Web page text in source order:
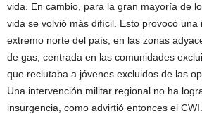
vida. En cambio, para la gran mayoría de
vida se volvió más difícil. Esto provocó una
extremo norte del país, en las zonas
de gas, centrada en las comunidades
que reclutaba a jóvenes excluidos de las
Una intervención militar regional no ha
insurgencia, como advirtió entonces el